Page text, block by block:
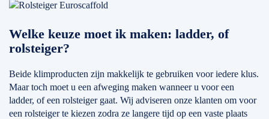
Welke keuze moet ik maken: ladder, of
rolsteiger?
Beide klimproducten zijn makkelijk te gebruiken voor iedere klus.
Maar toch moet u een afweging maken wanneer u voor een
ladder, of een rolsteiger gaat. Wij adviseren onze klanten om voor
een rolsteiger te kiezen zodra ze langere tijd op een vaste plaats